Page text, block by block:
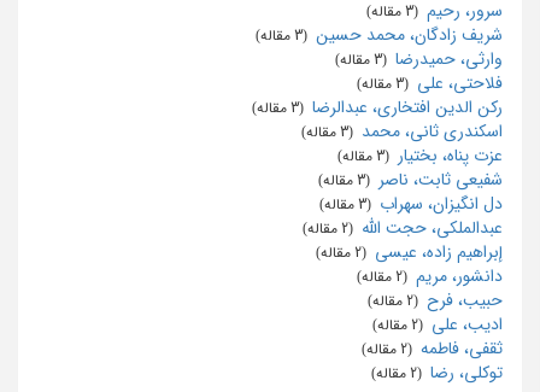
سرور، رحیم
شریف زادگان، محمد حسین
وارثی، حمیدرضا
فلاحتی، علی
رکن الدین افتخاری، عبدالرضا
اسکندری ثانی، محمد
عزت پناه، بختیار
شفیعی ثابت، ناصر
دل انگیزان، سهراب
عبدالملکی، حجت الله
إبراهیم زاده، عیسی
دانشور، مریم
حبیب، فرح
ادیب، علی
ثقفی، فاطمه
توکلی، رضا